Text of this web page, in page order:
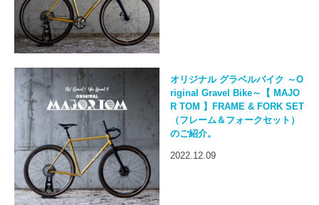
オリジナル グラベルバイク ～O
riginal Gravel Bike～【 MAJO
R TOM 】FRAME & FORK SET
（フレーム＆フォークセット）
のご紹介。
2022.12.09